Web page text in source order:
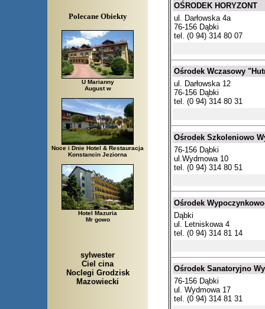
Polecane Obiekty
U Marianny
August w
Noce i Dnie Hotel & Restauracja
Konstancin Jeziorna
Hotel Mazuria
Mr gowo
sylwester
Ciel cina
Noclegi Grodzisk
Mazowiecki
OŚRODEK HORYZONT
ul. Darłowska 4a
76-156 Dąbki
tel. (0 94) 314 80 07
Ośrodek Wczasowy
ul. Darłowska 12
76-156 Dąbki
tel. (0 94) 314 80 31
Ośrodek Szkoleniowo
76-156 Dąbki
ul.Wydmowa 10
tel. (0 94) 314 80 51
Ośrodek
Dąbki
ul. Letniskowa 4
tel. (0 94) 314 81 14
Ośrodek Sanatoryjno
76-156 Dąbki
ul. Wydmowa 17
tel. (0 94) 314 81 31